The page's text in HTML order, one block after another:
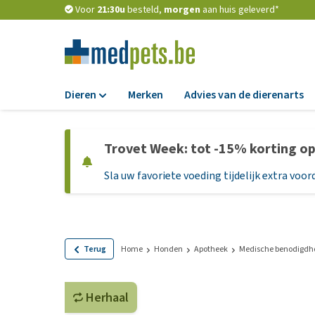
Voor 21:30u besteld, morgen aan huis geleverd*
Dieren
Hondenbrokken
Natvoer
Graanvrij
Merken Advies van de dierenarts
Trovet Week: tot -15% korting
Sla uw favoriete voeding tijdelijk extra
Terug Home Honden Apotheek Medische
Herhaal